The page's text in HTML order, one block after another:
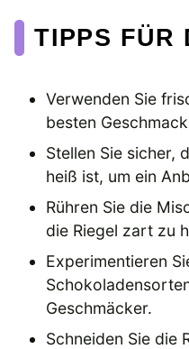
TIPPS FÜR
Verwenden Sie
besten
Stellen Sie sicher,
heiß ist, um ein
Rühren Sie die
die Riegel zart zu
Experimentieren
Geschmäcker.
Schneiden Sie die